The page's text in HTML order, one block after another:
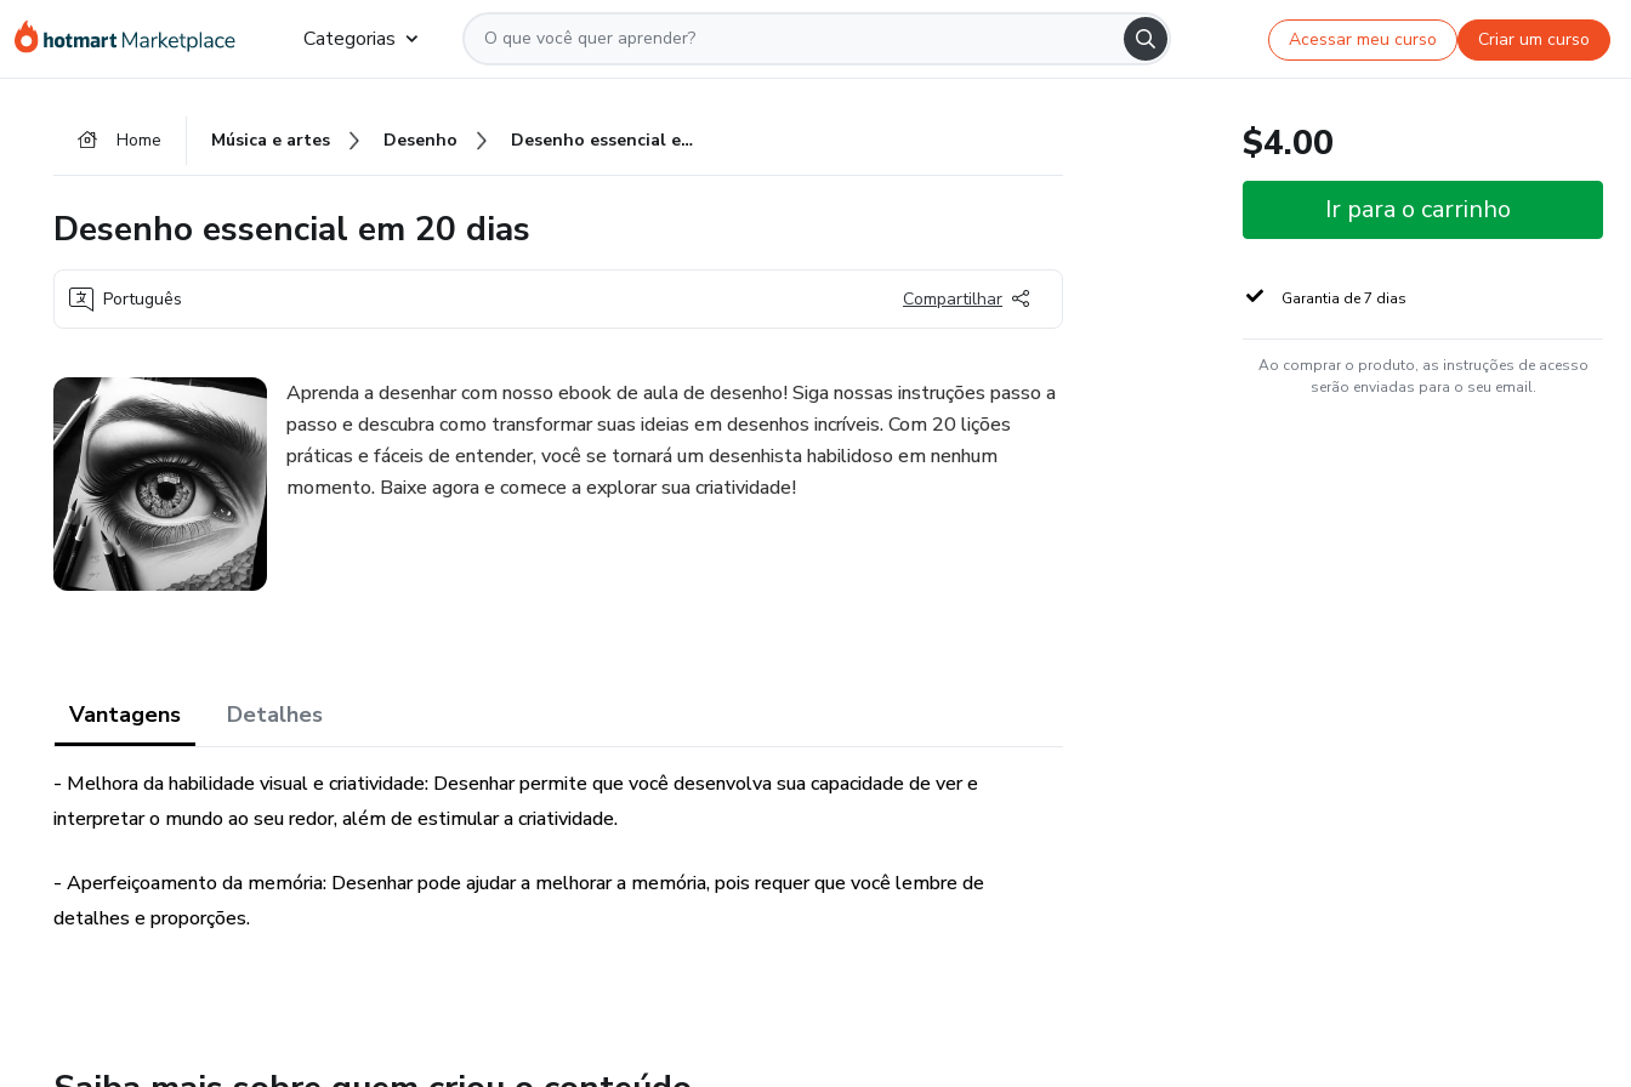
para
para
para
Categorias Acessar meu curso Criar um curso
Home Música e artes Desenho Desenho essencial em 20 dias
Desenho essencial em 20 dias
Português Compartilhar
Aprenda a desenhar com nosso ebook de aula de desenho! Siga nossas instruções passo a
passo e descubra como transformar suas ideias em desenhos incríveis. Com 20 lições
práticas e fáceis de entender, você se tornará um desenhista habilidoso em nenhum
momento. Baixe agora e comece a explorar sua criatividade!
Vantagens Detalhes
- Melhora da habilidade visual e criatividade: Desenhar permite que você desenvolva sua capacidade de ver e
interpretar o mundo ao seu redor, além de estimular a criatividade.
- Aperfeiçoamento da memória: Desenhar pode ajudar a melhorar a memória, pois requer que você lembre de
detalhes e proporções.
$4.00
Ir para o carrinho
Garantia de 7 dias
Ao comprar o produto, as instruções de acesso
serão enviadas para o seu email.